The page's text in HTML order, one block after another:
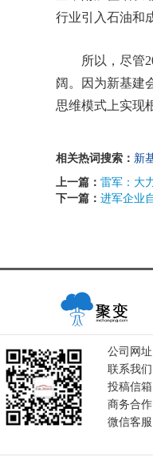
行业引入石油和
所以，尽管
阔。因为新基建
思维模式上实现
相关热词搜索： 新
上一篇： 雷军：大
下一篇： 进军企业
公司网
联系我们
投稿信箱
商务合
微信客服